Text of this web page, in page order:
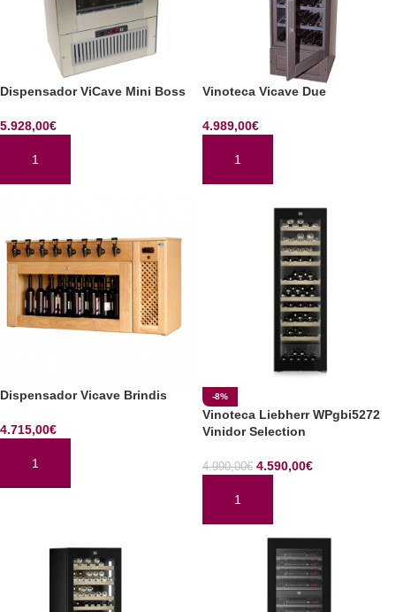
Dispensador ViCave Mini Boss
5.928,00€
AÑADIR AL CARRITO
Vinoteca Vicave Due
4.989,00€
AÑADIR AL CARRITO
Dispensador Vicave Brindis
4.715,00€
AÑADIR AL CARRITO
-8%
Vinoteca Liebherr WPgbi5272
Vinidor Selection
4.990,00€ 4.590,00€
AÑADIR AL CARRITO